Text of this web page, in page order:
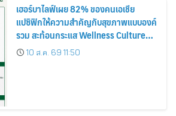
เฮอร์บาไลฟ์เผย 82% ของคนเอเชีย
แปซิฟิกให้ความสำคัญกับสุขภาพแบบองค์
รวม สะท้อนกระแส Wellness Culture
เติบโตต่อเนื่อง
10 ส.ค. 69 11:50